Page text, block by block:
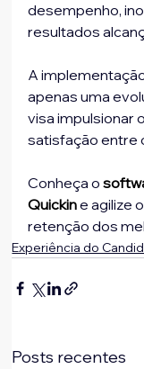
desempenho,
resultados
A
apenas uma
visa impulsionar
satisfação entre
Conheça o
Quickin e agilize
retenção dos
Experiência do
Posts recentes